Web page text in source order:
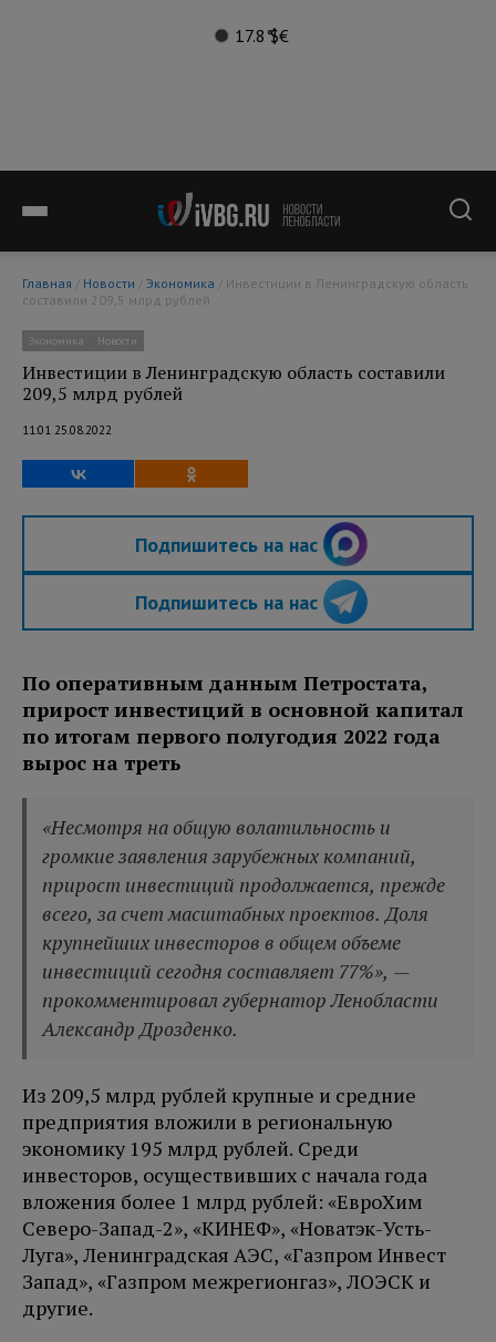
17.8°$€
Главная / Новости / Экономика
составили 209,5 млрд рублей
Экономика Новости
Инвестиции в Ленинградскую область составили
209,5 млрд рублей
11:01 25.08.2022
Подпишитесь на нас
Подпишитесь на нас
По оперативным данным Петростата,
прирост инвестиций в основной капитал
по итогам первого полугодия 2022 года
вырос на треть
«Несмотря на общую волатильность и
громкие заявления зарубежных компаний,
прирост инвестиций продолжается, прежде
всего, за счет масштабных проектов. Доля
крупнейших инвесторов в общем объеме
инвестиций сегодня составляет 77%», —
прокомментировал губернатор Ленобласти
Александр Дрозденко.
Из 209,5 млрд рублей крупные и средние
предприятия вложили в региональную
экономику 195 млрд рублей. Среди
инвесторов, осуществивших с начала года
вложения более 1 млрд рублей: «ЕвроХим
Северо-Запад-2», «КИНЕФ», «Новатэк-Усть-
Луга», Ленинградская АЭС, «Газпром Инвест
Запад», «Газпром межрегионгаз», ЛОЭСК и
другие.